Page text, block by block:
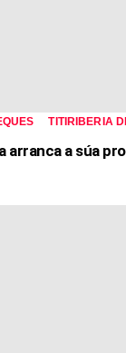
TITIRIBERIA
arranca a súa